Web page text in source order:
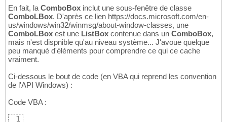
En fait, la ComboBox inclut une sous-fenêtre de classe
ComboLBox. D'après ce lien https://docs.microsoft.com/en-
us/windows/win32/winmsg/about-window-classes, une
ComboLBox est une ListBox contenue dans un ComboBox,
mais n'est dispnible qu'au niveau système... J'avoue quelque
peu manqué d'éléments pour comprendre ce qui ce cache
vraiment.
Ci-dessous le bout de code (en VBA qui reprend les convention
de l'API Windows) :
Code VBA :
1